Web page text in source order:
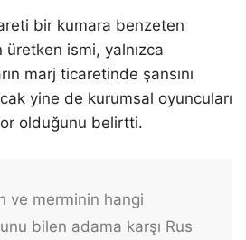
bir kumara benzeten
ismi, yalnızca
marj ticaretinde şansını
yine de kurumsal oyuncuları
olduğunu belirtti.
ve merminin hangi
bilen adama karşı Rus